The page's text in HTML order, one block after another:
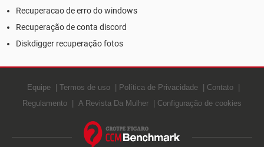
Recuperacao de erro do windows
Recuperação de conta discord
Diskdigger recuperação fotos
Equipe Termos de uso Política de Privacidade
Contato
Regulamento
A Revista Da Mulher Configuração de cookies